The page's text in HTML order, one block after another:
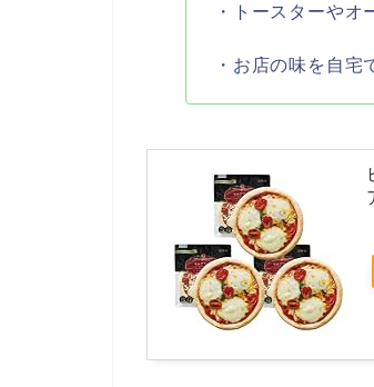
・トースターやオ
・お店の味を自宅